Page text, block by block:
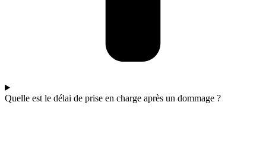
Quelle est le délai de prise en charge après un dommage ?